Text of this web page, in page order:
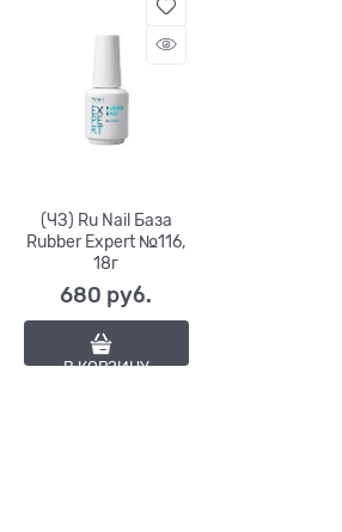
(ЧЗ) Ru Nail База
Rubber Expert №116,
18г
680 руб.
В КОРЗИНУ